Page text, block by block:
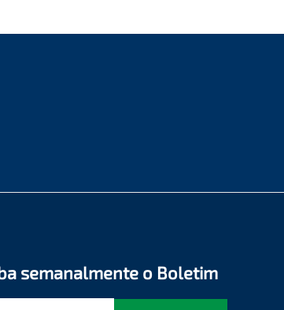
semanalmente o Boletim